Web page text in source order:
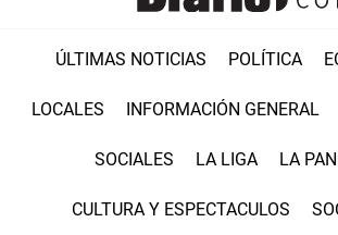
ÚLTIMAS NOTICIAS POLÍTICA
LOCALES INFORMACIÓN GENERAL
SOCIALES LA LIGA LA
CULTURA Y ESPECTACULOS